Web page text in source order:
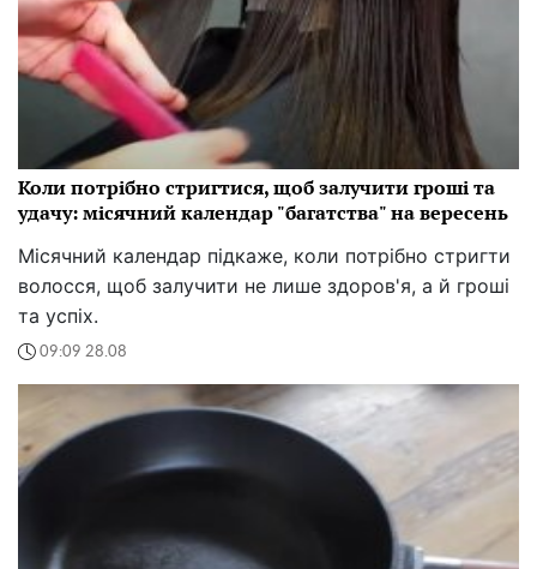
Коли потрібно стригтися, щоб залучити гроші та
удачу: місячний календар "багатства" на вересень
Місячний календар підкаже, коли потрібно стригти
волосся, щоб залучити не лише здоров'я, а й гроші
та успіх.
09:09 28.08